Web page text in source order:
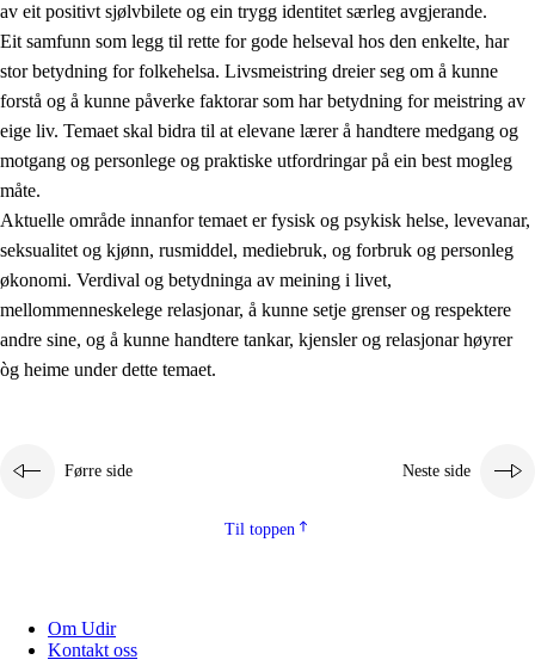
2. Prinsipp for læring, utvikling og danning
2.2 Kompetanse i faga
2.3 Grunnleggjande ferdigheiter
2.4 Å lære å lære
Tverrfaglege tema
2.5.1 Folkehelse og livsmeistring
av eit positivt sjølvbilete og ein trygg identitet særleg avgjerande.
Eit samfunn som legg til rette for gode helseval hos den enkelte, har
stor betydning for folkehelsa. Livsmeistring dreier seg om å kunne
forstå og å kunne påverke faktorar som har betydning for meistring av
eige liv. Temaet skal bidra til at elevane lærer å handtere medgang og
motgang og personlege og praktiske utfordringar på ein best mogleg
måte.
Aktuelle område innanfor temaet er fysisk og psykisk helse, levevanar,
seksualitet og kjønn, rusmiddel, mediebruk, og forbruk og personleg
økonomi. Verdival og betydninga av meining i livet,
mellommenneskelege relasjonar, å kunne setje grenser og respektere
andre sine, og å kunne handtere tankar, kjensler og relasjonar høyrer
òg heime under dette temaet.
Førre side Neste side
Til toppen
Om Udir
Kontakt oss